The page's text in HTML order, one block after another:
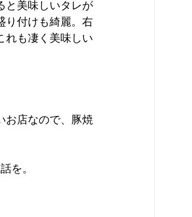
と美味しいタレが
り付けも綺麗。右
れも凄く美味しい
お店なので、豚焼
を。